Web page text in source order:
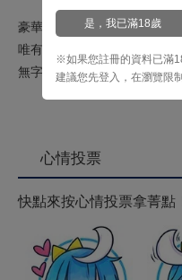
豪華大尺度書衣海報！
唯有購買讀者獨享的
無字書衣彩圖
心情投票
快點來按心情投票拿菁點
是，我已滿18歲
※如果您註冊的資料已滿
建議您先登入，在瀏覽限